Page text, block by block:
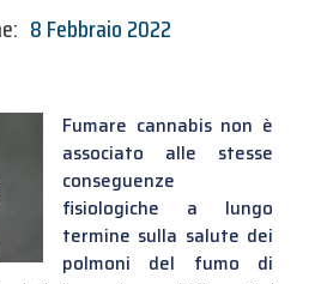
8 Febbraio 2022
Fumare cannabis non è
associato alle stesse
conseguenze
fisiologiche a lungo
termine sulla salute dei
polmoni del fumo di